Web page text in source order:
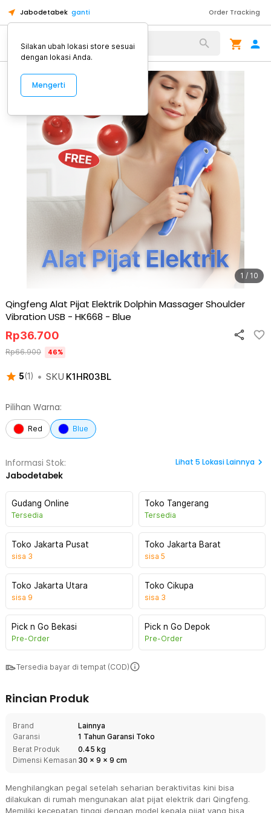
Jabodetabek ganti Order Tracking
Alat Kopi
1 / 10
Qingfeng Alat Pijat Elektrik Dolphin Massager Shoulder
Vibration USB - HK668 - Blue
5(1 ) • SKU K1HR03BL
Rp36.700
Rp66.900 46%
Pilihan Warna:
Red Blue
Informasi Stok:
Jabodetabek
Lihat 5 Lokasi Lainnya
Gudang Online
Tersedia
Toko Tangerang
Tersedia
Toko Jakarta Pusat
sisa 3
Toko Jakarta Barat
sisa 5
Toko Jakarta Utara
sisa 9
Toko Cikupa
sisa 3
Pick n Go Bekasi
Pre-Order
Pick n Go Depok
Pre-Order
Tersedia bayar di tempat (COD)
Rincian Produk
Brand
Lainnya
Garansi
1 Tahun Garansi Toko
Berat Produk
0.45 kg
Dimensi Kemasan 30 x 9 x 9 cm
Menghilangkan pegal setelah seharian beraktivitas kini bisa
dilakukan di rumah mengunakan alat pijat elektrik dari Qingfeng.
Memiliki kecepatan tinggi dengan model kepala pijat yang bisa
Silakan ubah lokasi store sesuai
dengan lokasi Anda.
Mengerti